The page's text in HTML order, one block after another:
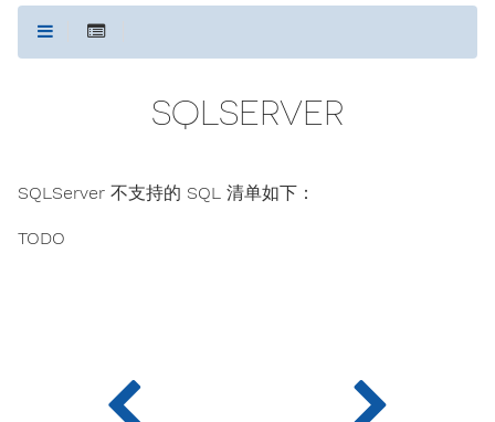
SQLSERVER
SQLServer 不支持的 SQL 清单如下：
TODO